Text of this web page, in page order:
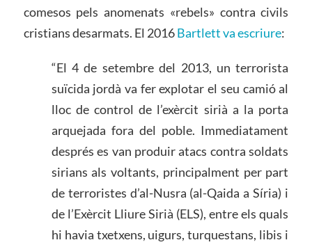
comesos pels anomenats «rebels» contra civils
cristians desarmats. El 2016Bartlett va escriure:
“El 4 de setembre del 2013, un terrorista
suïcida jordà va fer explotar el seu camió al
lloc de control de l’exèrcit sirià a la porta
arquejada fora del poble. Immediatament
després es van produir atacs contra soldats
sirians als voltants, principalment per part
de terroristes d’al-Nusra (al-Qaida a Síria) i
de l’Exèrcit Lliure Sirià (ELS), entre els quals
hi havia txetxens, uigurs, turquestans, libis i